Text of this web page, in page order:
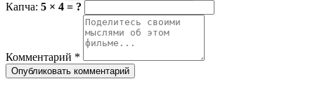
Капча: 5 × 4 = ?
Комментарий *
Опубликовать комментарий